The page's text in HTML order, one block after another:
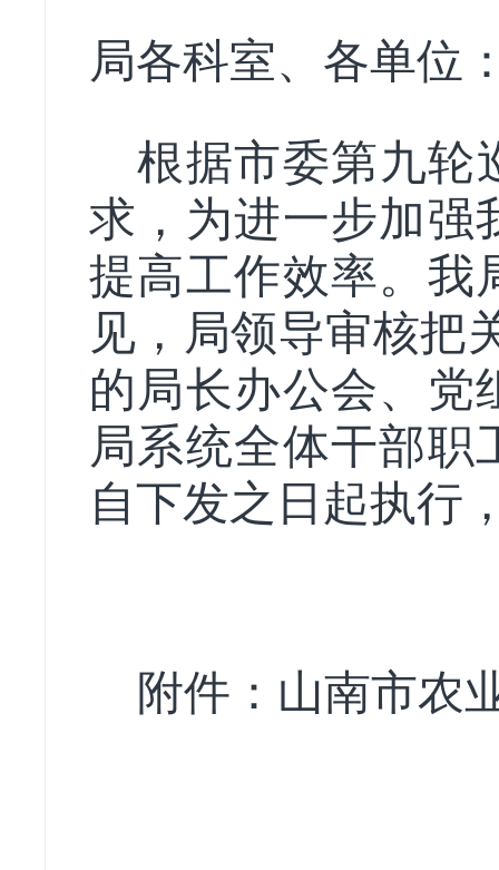
局各科室、各单位
根据市委第九轮
求 ， 为进一步加强
提高工作效率。我
见，局领导审核把
的局长办公会、党
局系统全体干部职
自下发之日起执行
附件：山南市农